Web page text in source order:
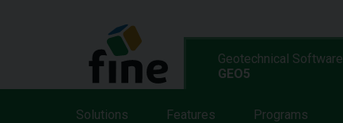
Geotechnical Software
GEO5
Solutions Features Programs